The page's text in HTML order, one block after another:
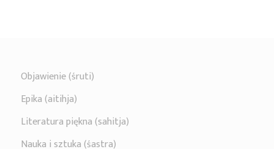
Objawienie (śruti)
Epika (aitihja)
Literatura piękna (sahitja)
Nauka i sztuka (śastra)